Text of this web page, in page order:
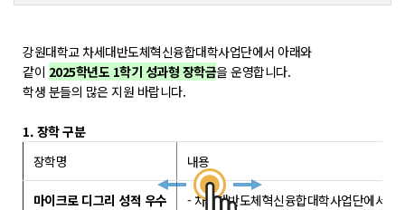
개설교과목
학사일정
성과확산센터
소개
강원대학교 차세대반도체혁신융합대학사업단에서 아래와
같이 2025학년도 1학기 성과형 장학금을 운영합니다.
학생 분들의 많은 지원 바랍니다.
1. 장학 구분
장학명
내용
마이크로 디그리 성적 우수
- 차세대반도체혁신융합대학사업단에서